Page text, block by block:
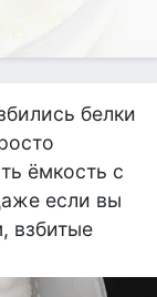
белки
ёмкость с
если вы
взбитые